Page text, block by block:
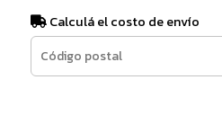
Calculá el costo de envío